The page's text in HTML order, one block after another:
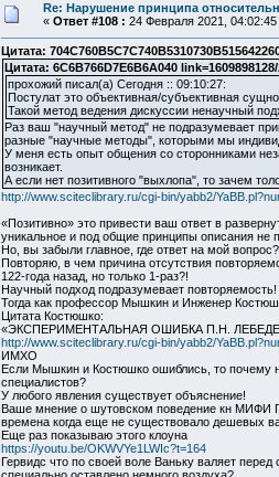
Re: Нарушение принципа
« Ответ #108 : 24 Февраля 2021, 04:02:45
Цитата:
Цитата: 6C6B766D7E6B6A040
прохожий писал(а) Сегодня :: 09:10:27:
Постулат это объективная/субъективная
Такой метод ведения дискуссии ненаучный
Раз ваш "научный метод" не подразумевает
разные "научные методы", которыми мы
У меня есть опыт общения со сторонниками
возникает.
А если нет позитивного "выхлопа", то зачем
http://www.sciteclibrary.ru/cgi-bin/yabb2/
«Позитивно» это привести ваш ответ в
уникальное и под общие принципы описания не
Но, вы забыли главное, где ответ на мой вопрос?
Повторяю, в чем причина отсутствия
122-года назад, но только 1-раз?!
Научный подход подразумевает повторяемость!
Тогда как профессор Мышкин и Инженер
Цитата Костюшко:
«ЭКСПЕРИМЕНТАЛЬНАЯ ОШИБКА П.Н.
http://www.sciteclibrary.ru/cgi-bin/yabb2/
ИМХО
Если Мышкин и Костюшко ошиблись, то почему
специалистов?
У любого явления существует объяснение!
Ваше мнение о шутовском поведение кн МИФИ
времена когда еще не существовало дешевых
Еще раз показываю этого клоуна
https://youtu.be/OKWVYe1LWIc?t=164
Гервидс что по своей воле Ваньку валяет